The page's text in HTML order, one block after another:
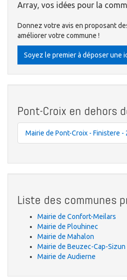
Array, vos idées pour la
Donnez votre avis en proposant
améliorer votre commune !
Soyez le premier à déposer une
Pont-Croix en dehors
Mairie de Pont-Croix - Finistere
Liste des communes
Mairie de Confort-Meilars
Mairie de Plouhinec
Mairie de Mahalon
Mairie de Beuzec-Cap-Sizun
Mairie de Audierne